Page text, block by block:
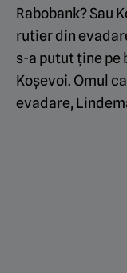
Rabobank? Sau
rutier din
s-a putut ține pe
Koșevoi. Omul
evadare,